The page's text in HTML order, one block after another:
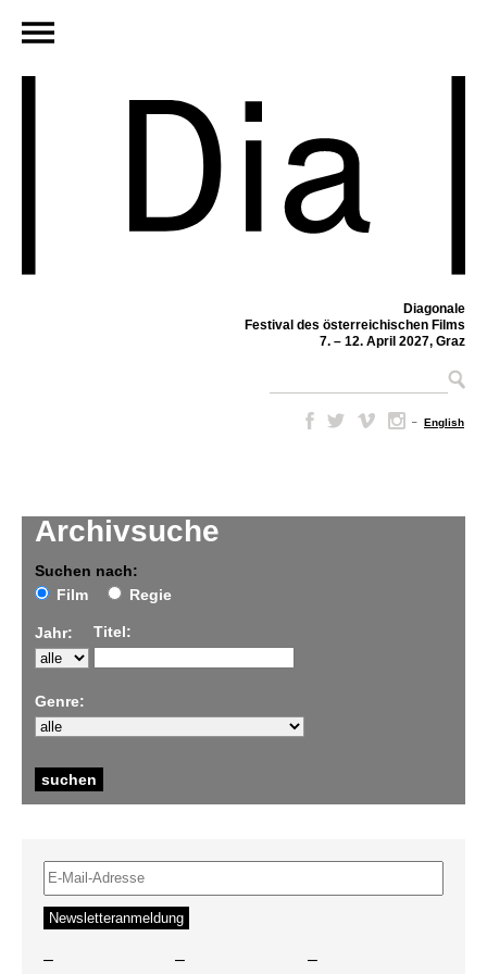
Diagonale
Festival des österreichischen Films
7. – 12. April 2027, Graz
– English
Archivsuche
Suchen nach:
Film
Regie
Jahr: Titel:
Genre:
– – –